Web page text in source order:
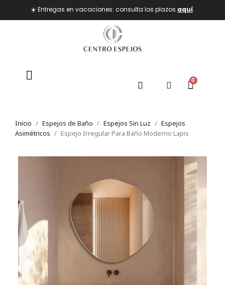
☀️ Entregas en vacaciones: consulta los plazos aquí.
Inicio Espejos de Baño Espejos Sin Luz
Espejos
Asimétricos
Espejo Irregular Para Baño Moderno Lapis